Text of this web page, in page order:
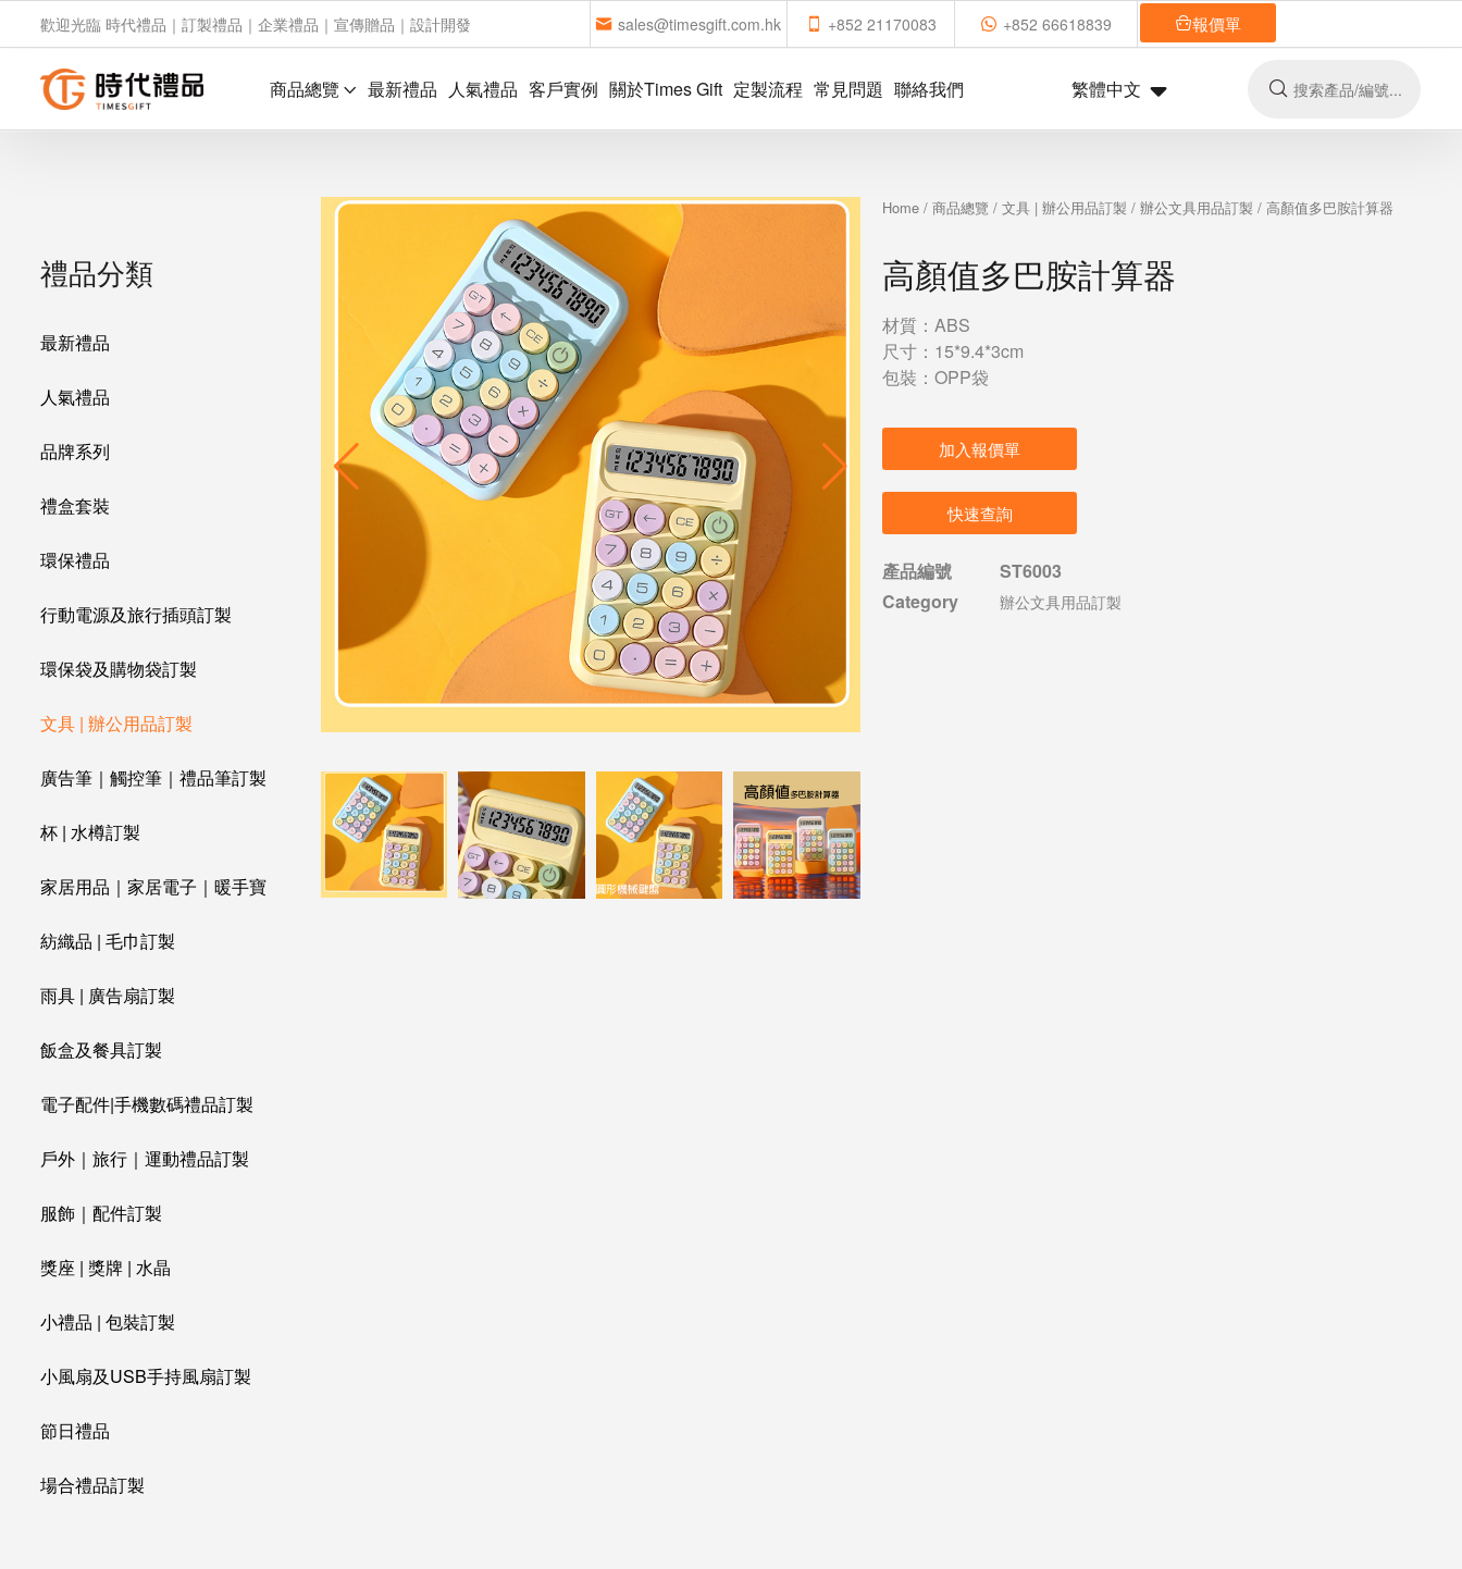
歡迎光臨 時代禮品｜訂製禮品｜企業禮品｜宣傳贈品｜設計開發 sales@timesgift.com.hk +852 21170083 +852 66618839 報價單
商品總覽 最新禮品 人氣禮品 客戶實例 關於Times Gift 定製流程 常見問題 聯絡我們 繁體中文
禮品分類
最新禮品
人氣禮品
品牌系列
禮盒套裝
環保禮品
行動電源及旅行插頭訂製
環保袋及購物袋訂製
文具 | 辦公用品訂製
廣告筆｜觸控筆｜禮品筆訂製
杯 | 水樽訂製
家居用品｜家居電子｜暖手寶
紡織品 | 毛巾訂製
雨具 | 廣告扇訂製
飯盒及餐具訂製
電子配件|手機數碼禮品訂製
戶外｜旅行｜運動禮品訂製
服飾｜配件訂製
獎座 | 獎牌 | 水晶
小禮品 | 包裝訂製
小風扇及USB手持風扇訂製
節日禮品
場合禮品訂製
Home /商品總覽 /文具 | 辦公用品訂製 /辦公文具用品訂製 / 高顏值多巴胺計算器
高顏值多巴胺計算器
材質：ABS
尺寸：15*9.4*3cm
包裝：OPP袋
加入報價單
快速查詢
產品編號
ST6003
Category
辦公文具用品訂製